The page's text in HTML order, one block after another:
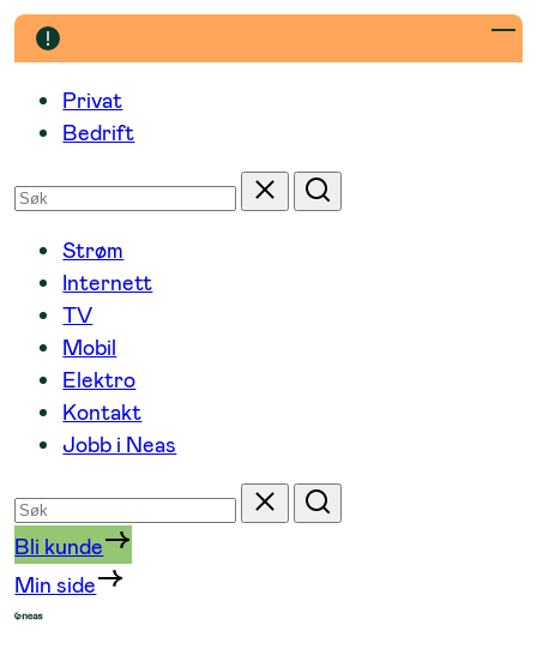
Hopp
til
innholdPrivat
Bedrift
Søk
etter
Tilbakestill
Søk
Strøm
Internett
TV
Mobil
Elektro
Kontakt
Jobb i Neas
Søk
etter
Tilbakestill
Søk
Bli kunde
Min side